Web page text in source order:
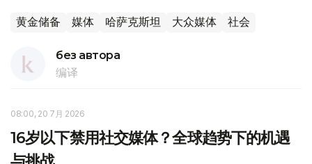
黄金储备 媒体 哈萨克斯坦 大众媒体 社会
без автора
编译
08:00, 20 7月 2026
16岁以下禁用社交媒体？全球趋势下的机遇